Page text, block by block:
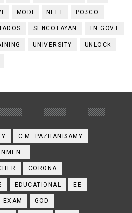
MODI NEET POSCO
SENCOTAYAN TN GOVT
UNIVERSITY UNLOCK
C.M .PAZHANISAMY
CORONA
EDUCATIONAL EE
EXAM GOD